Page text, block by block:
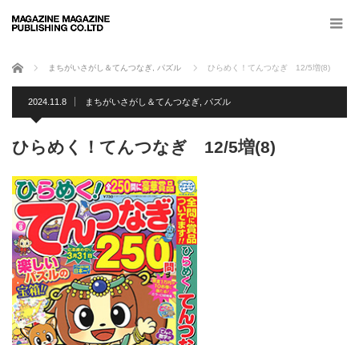
ホーム まちがいさがし＆てんつなぎ パズル ひらめく！てんつなぎ 12/5増(8)
2024.11.8 まちがいさがし＆てんつなぎ パズル
ひらめく！てんつなぎ 12/5増(8)